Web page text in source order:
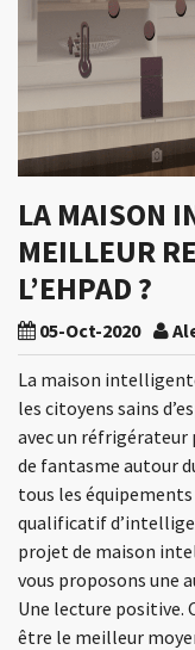
LA MAISON
MEILLEUR
L’EHPAD ?
05-Oct-2020
La maison
les citoyens sains
avec un réfrigérateur
de fantasme autour
tous les
qualificatif
projet de maison
vous proposons une
Une lecture positive.
être le meilleur